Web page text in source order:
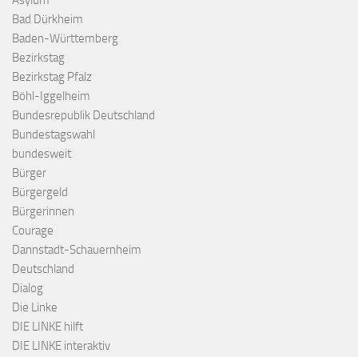
Bad Dürkheim
Baden-Württemberg
Bezirkstag
Bezirkstag Pfalz
Böhl-Iggelheim
Bundesrepublik Deutschland
Bundestagswahl
bundesweit
Bürger
Bürgergeld
Bürgerinnen
Courage
Dannstadt-Schauernheim
Deutschland
Dialog
Die Linke
DIE LINKE hilft
DIE LINKE interaktiv